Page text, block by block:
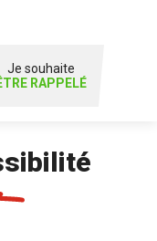
Je souhaite
RAPPELÉ